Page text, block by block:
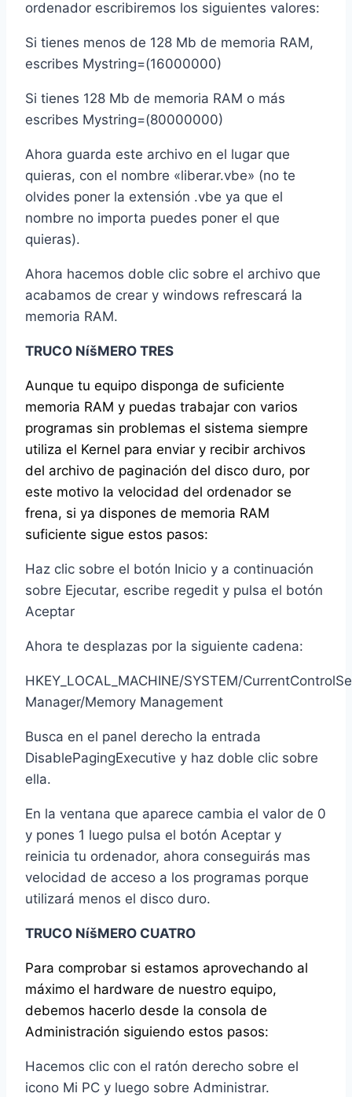
ordenador escribiremos los siguientes valores:
Si tienes menos de 128 Mb de memoria RAM,
escribes Mystring=(16000000)
Si tienes 128 Mb de memoria RAM o más
escribes Mystring=(80000000)
Ahora guarda este archivo en el lugar que
quieras, con el nombre «liberar.vbe» (no te
olvides poner la extensión .vbe ya que el
nombre no importa puedes poner el que
quieras).
Ahora hacemos doble clic sobre el archivo que
acabamos de crear y windows refrescará la
memoria RAM.
TRUCO NíšMERO TRES
Aunque tu equipo disponga de suficiente
memoria RAM y puedas trabajar con varios
programas sin problemas el sistema siempre
utiliza el Kernel para enviar y recibir archivos
del archivo de paginación del disco duro, por
este motivo la velocidad del ordenador se
frena, si ya dispones de memoria RAM
suficiente sigue estos pasos:
Haz clic sobre el botón Inicio y a continuación
sobre Ejecutar, escribe regedit y pulsa el botón
Aceptar
Ahora te desplazas por la siguiente cadena:
HKEY_LOCAL_MACHINE/SYSTEM/
Manager/Memory Management
Busca en el panel derecho la entrada
DisablePagingExecutive y haz doble clic sobre
ella.
En la ventana que aparece cambia el valor de 0
y pones 1 luego pulsa el botón Aceptar y
reinicia tu ordenador, ahora conseguirás mas
velocidad de acceso a los programas porque
utilizará menos el disco duro.
TRUCO NíšMERO CUATRO
Para comprobar si estamos aprovechando al
máximo el hardware de nuestro equipo,
debemos hacerlo desde la consola de
Administración siguiendo estos pasos:
Hacemos clic con el ratón derecho sobre el
icono Mi PC y luego sobre Administrar.